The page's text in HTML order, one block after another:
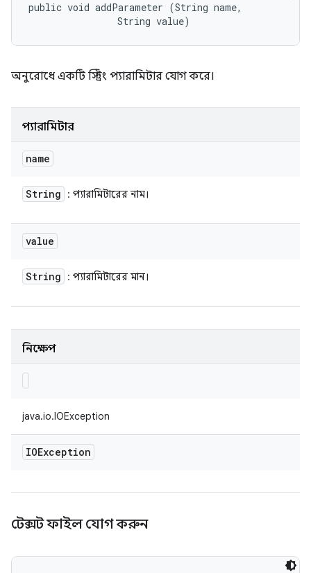
public void addParameter (String name,
                String value)
অনুরোধে একটি স্ট্রিং প্যারামিটার যোগ করে।
প্যারামিটার
name
String : প্যারামিটারের নাম।
value
String : প্যারামিটারের মান।
নিক্ষেপ
java.io.IOException
IOException
টেক্সট ফাইল যোগ করুন